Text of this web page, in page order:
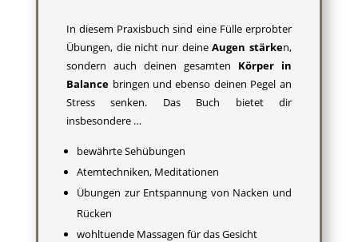
In diesem Praxisbuch sind eine Fülle erprobter
Übungen, die nicht nur deineAugen stärken,
sondern auch deinen gesamten Körper in
Balance bringen und ebenso deinen Pegel an
Stress senken. Das Buch bietet dir
insbesondere …
bewährte Sehübungen
Atemtechniken, Meditationen
Übungen zur Entspannung von Nacken und
Rücken
wohltuende Massagen für das Gesicht